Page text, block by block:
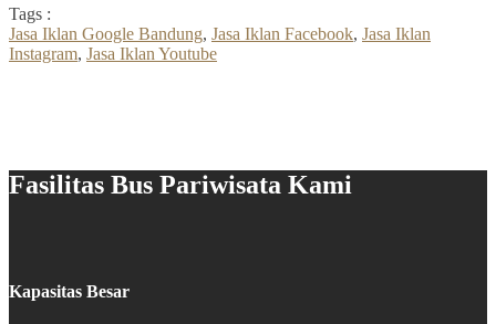
Tags :
Jasa Iklan Google Bandung, Jasa Iklan Facebook, Jasa Iklan
Instagram, Jasa Iklan Youtube
Fasilitas Bus Pariwisata Kami
Kapasitas Besar